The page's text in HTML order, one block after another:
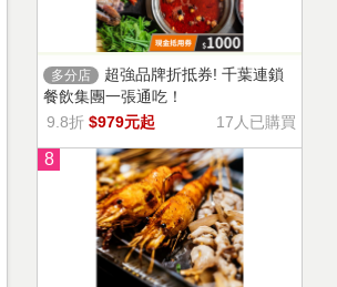
多分店
超強品牌折抵券! 千葉連鎖
餐飲集團一張通吃！
9.8折 $979元起 17人已購買
8